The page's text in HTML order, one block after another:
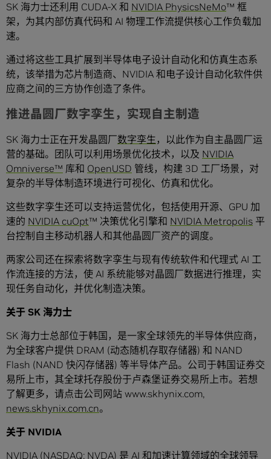
SK 海力士还利用 CUDA-X 和 NVIDIA PhysicsNeMo™ 框
架，为其内部仿真代码和 AI 物理工作流提供核心工作负载加
速。
通过将这些工具扩展到半导体电子设计自动化和仿真生态系
统，该举措为芯片制造商、NVIDIA 和电子设计自动化软件供
应商之间的三方协作创造了条件。
推进晶圆厂数字孪生，实现自主制造
SK 海力士正在开发晶圆厂数字孪生，以此作为自主晶圆厂运
营的基础。团队可以利用场景优化技术，以及 NVIDIA
Omniverse™ 库和 OpenUSD 管线，构建 3D 工厂场景，对
复杂的半导体制造环境进行可视化、仿真和优化。
这些数字孪生还可以支持运营优化，包括使用开源、GPU 加
速的 NVIDIA cuOpt™ 决策优化引擎和 NVIDIA Metropolis 平
台控制自主移动机器人和其他晶圆厂资产的调度。
两家公司还在探索将数字孪生与现有传统软件和代理式 AI 工
作流连接的方法，使 AI 系统能够对晶圆厂数据进行推理，实
现任务自动化，并优化制造决策。
关于 SK 海力士
SK 海力士总部位于韩国，是一家全球领先的半导体供应商，
为全球客户提供 DRAM (动态随机存取存储器) 和 NAND
Flash (NAND 快闪存储器) 等半导体产品。公司于韩国证券交
易所上市，其全球托存股份于卢森堡证券交易所上市。若想
了解更多，请点击公司网站 www.skhynix.com,
news.skhynix.com.cn。
关于 NVIDIA
NVIDIA (NASDAQ: NVDA) 是 AI 和加速计算领域的全球领导